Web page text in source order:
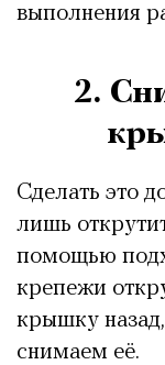
выполнения
2.
Сделать это
лишь
помощью
крепежи
крышку
снимаем её.